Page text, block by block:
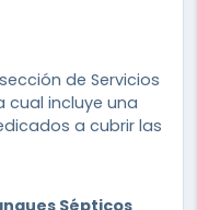
de Servicios
cual incluye una
a cubrir las